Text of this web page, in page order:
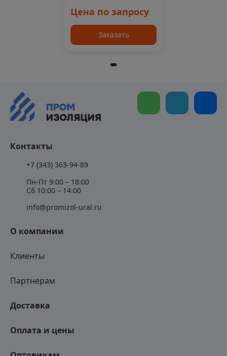
Цена по запросу
Заказать
О компании
Клиенты
Партнерам
Доставка
Оплата и цены
Контакты
+7 (343) 363-94-89
Пн-Пт 9:00 – 18:00
Сб 10:00 – 14:00
info@promizol-ural.ru